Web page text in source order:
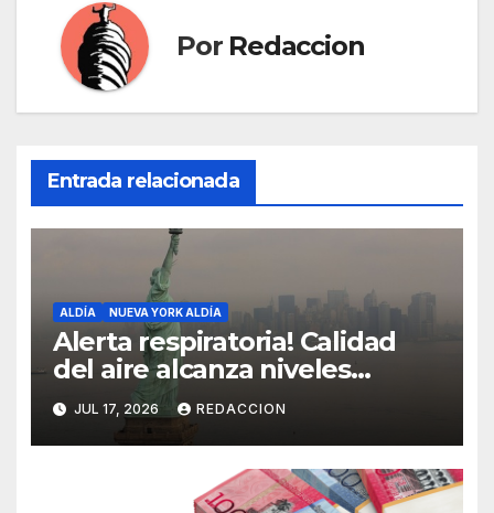
Por Redaccion
Entrada relacionada
ALDÍA NUEVA YORK ALDÍA
Alerta respiratoria! Calidad
del aire alcanza niveles
peligrosos en NYC
JUL 17, 2026 REDACCION